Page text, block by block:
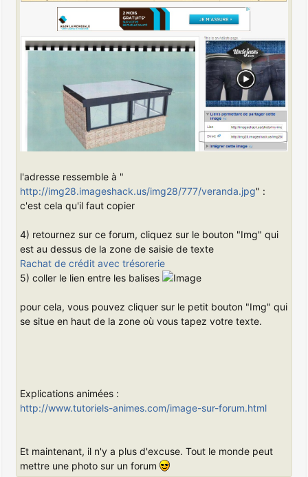
l'adresse ressemble à "
http://img28.imageshack.us/img28/777/veranda.jpg" :
c'est cela qu'il faut copier
4) retournez sur ce forum, cliquez sur le bouton "Img" qui
est au dessus de la zone de saisie de texte
Rachat de crédit avec trésorerie
5) coller le lien entre les balises
pour cela, vous pouvez cliquer sur le petit bouton "Img" qui
se situe en haut de la zone où vous tapez votre texte.
Explications animées :
http://www.tutoriels-animes.com/image-sur-forum.html
Et maintenant, il n'y a plus d'excuse. Tout le monde peut
mettre une photo sur un forum